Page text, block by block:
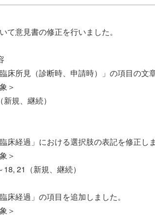
て意見書の修正を行いました。
臨床所見（診断時、申請時）」の項目の文
＞
規、継続）
臨床経過」における選択肢の表記を修正し
＞
21（新規、継続）
床経過」の項目を追加しました。
＞